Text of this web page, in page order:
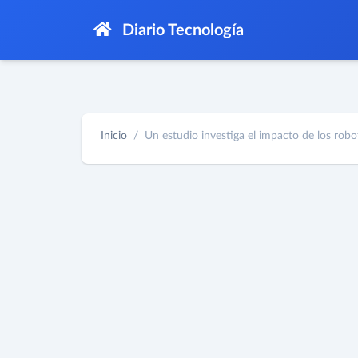
Diario Tecnología
Inicio Un estudio investiga el impacto de los